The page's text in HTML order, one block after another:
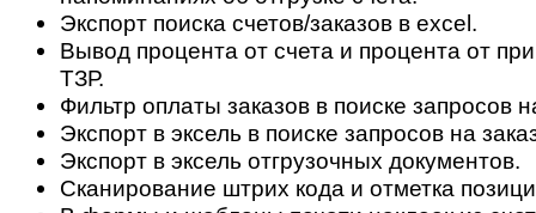
Экспорт поиска счетов/заказов в excel.
Вывод процента от счета и процента от
ТЗР.
Фильтр оплаты заказов в поиске запросов
Экспорт в эксель в поиске запросов на
Экспорт в эксель отгрузочных документов.
Сканирование штрих кода и отметка